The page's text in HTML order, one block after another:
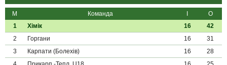
М Команда І
О
1
Хімік 16
42
2
Горгани 16
31
3
Карпати (Болехів) 16
28